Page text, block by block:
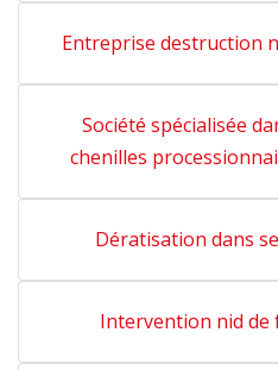
Entreprise destruction
Société spécialisée
chenilles
Dératisation dans
Intervention nid de